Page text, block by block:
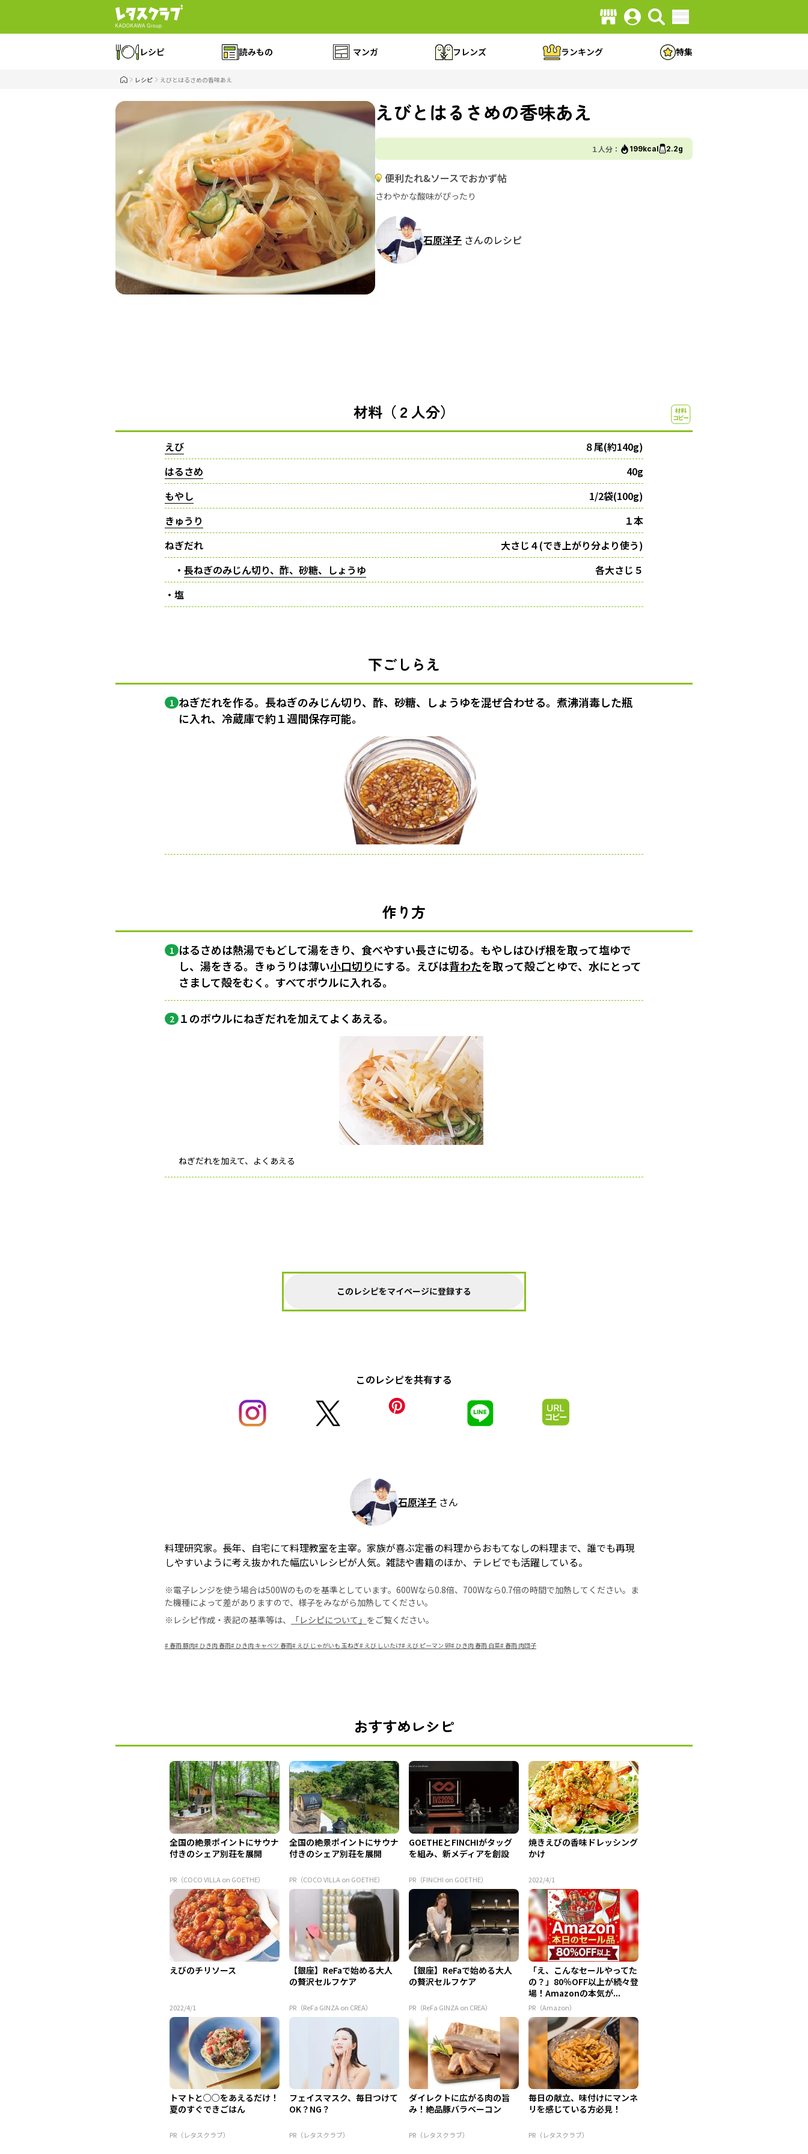
レシピ 読みもの マンガ フレンズ ランキング 特集
レシピ えびとはるさめの香味あえ
えびとはるさめの香味あえ
１人分： 199kcal 2.2g
便利たれ&ソースでおかず帖
さわやかな酸味がぴったり
石原洋子 さんのレシピ
材料（２人分）
えび
８尾(約140g)
はるさめ
40g
もやし
1/2袋(100g)
きゅうり
１本
ねぎだれ
大さじ４(でき上がり分より使う)
・ 長ねぎのみじん切り、酢、砂糖、しょうゆ
各大さじ５
・塩
下ごしらえ
1 ねぎだれを作る。長ねぎのみじん切り、酢、砂糖、しょうゆを混ぜ合わせる。煮沸消毒した瓶
に入れ、冷蔵庫で約１週間保存可能。
作り方
1 はるさめは熱湯でもどして湯をきり、食べやすい長さに切る。もやしはひげ根を取って塩ゆで
し、湯をきる。きゅうりは薄い小口切りにする。えびは背わたを取って殻ごとゆで、水にとって
さまして殻をむく。すべてボウルに入れる。
2 １のボウルにねぎだれを加えてよくあえる。
ねぎだれを加えて、よくあえる
このレシピをマイページに登録する
このレシピを共有する
石原洋子 さん
料理研究家。長年、自宅にて料理教室を主宰。家族が喜ぶ定番の料理からおもてなしの料理まで、誰でも再現
しやすいように考え抜かれた幅広いレシピが人気。雑誌や書籍のほか、テレビでも活躍している。
※電子レンジを使う場合は500Wのものを基準としています。600Wなら0.8倍、700Wなら0.7倍の時間で加熱してください。ま
た機種によって差がありますので、様子をみながら加熱してください。
※レシピ作成・表記の基準等は、
「レシピについて」 をご覧ください。
# 春雨 豚肉# ひき肉 春雨# ひき肉 キャベツ 春雨# えび じゃがいも 玉ねぎ# えび しいたけ# えび ピーマン 卵# ひき肉 春雨 白菜# 春雨 肉団子
おすすめレシピ
全国の絶景ポイントにサウナ
付きのシェア別荘を展開
PR（COCO VILLA on GOETHE）
全国の絶景ポイントにサウナ
付きのシェア別荘を展開
PR（COCO VILLA on GOETHE）
GOETHEとFINCHIがタッグ
を組み、新メディアを創設
PR（FINCHI on GOETHE）
焼きえびの香味ドレッシング
かけ
2022/4/1
えびのチリソース
2022/4/1
【銀座】ReFaで始める大人
の贅沢セルフケア
PR（ReFa GINZA on CREA）
【銀座】ReFaで始める大人
の贅沢セルフケア
PR（ReFa GINZA on CREA）
「え、こんなセールやってた
の？」80％OFF以上が続々登
場！Amazonの本気が...
PR（Amazon）
トマトと○○をあえるだけ！
夏のすぐできごはん
PR（レタスクラブ）
フェイスマスク、毎日つけて
OK？NG？
PR（レタスクラブ）
ダイレクトに広がる肉の旨
み！絶品豚バラベーコン
PR（レタスクラブ）
毎日の献立、味付けにマンネ
リを感じている方必見！
PR（レタスクラブ）